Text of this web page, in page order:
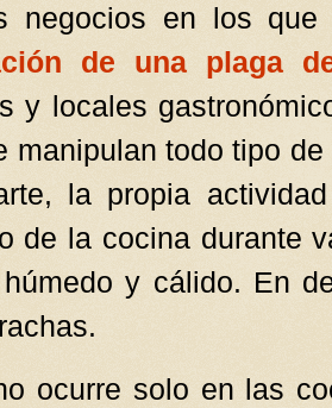
negocios en los
de una plaga
y locales
manipulan todo tipo
la propia
de la cocina durante
y cálido. En
ocurre solo en las